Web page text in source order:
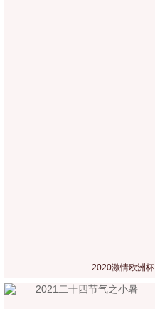
2020激情欧洲杯